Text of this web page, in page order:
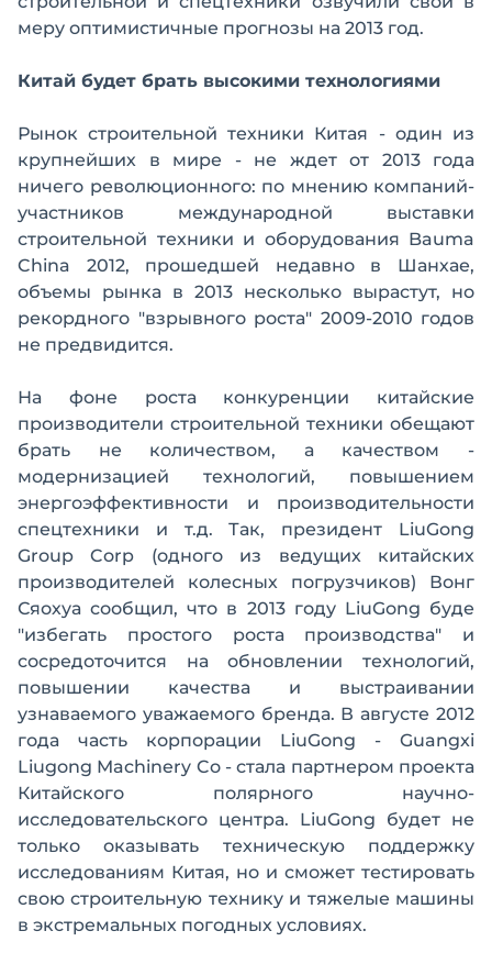
меру оптимистичные прогнозы на 2013 год.
Китай будет брать высокими технологиями
Рынок строительной техники Китая - один из
крупнейших в мире - не ждет от 2013 года
ничего революционного: по мнению компаний-
участников международной выставки
строительной техники и оборудования Bauma
China 2012, прошедшей недавно в Шанхае,
объемы рынка в 2013 несколько вырастут, но
рекордного "взрывного роста" 2009-2010 годов
не предвидится.
На фоне роста конкуренции китайские
производители строительной техники обещают
брать не количеством, а качеством -
модернизацией технологий, повышением
энергоэффективности и производительности
спецтехники и т.д. Так, президент LiuGong
Group Corp (одного из ведущих китайских
производителей колесных погрузчиков) Вонг
Сяохуа сообщил, что в 2013 году LiuGong буде
"избегать простого роста производства" и
сосредоточится на обновлении технологий,
повышении качества и выстраивании
узнаваемого уважаемого бренда. В августе 2012
года часть корпорации LiuGong - Guangxi
Liugong Machinery Co - стала партнером проекта
Китайского полярного научно-
исследовательского центра. LiuGong будет не
только оказывать техническую поддержку
исследованиям Китая, но и сможет тестировать
свою строительную технику и тяжелые машины
в экстремальных погодных условиях.